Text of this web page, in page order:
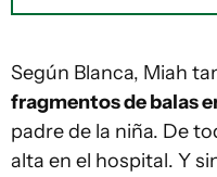
Según Blanca, Miah
fragmentos de balas
padre de la niña. De
alta en el hospital. Y